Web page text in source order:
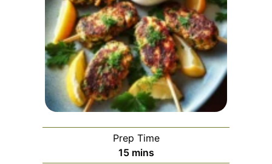
Prep Time
15minutes
mins